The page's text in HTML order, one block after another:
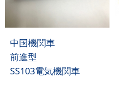
中国機関車
前進型
SS103電気機関車